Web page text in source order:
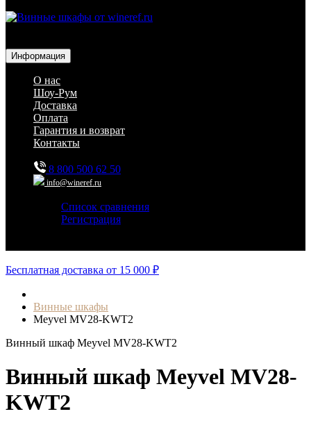
Информация
О нас
Шоу-Рум
Доставка
Оплата
Гарантия и возврат
Контакты
8 800 500 62 50
info@wineref.ru
Список сравнения
Регистрация
Бесплатная доставка от 15 000 ₽
Винные шкафы
Meyvel MV28-KWT2
Винный шкаф Meyvel MV28-KWT2
Винный шкаф Meyvel MV28-
KWT2